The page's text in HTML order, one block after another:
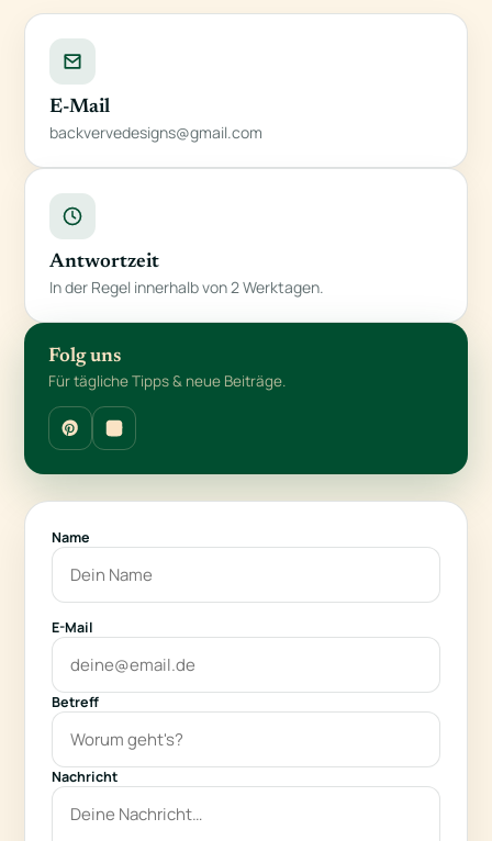
E-Mail
backvervedesigns@gmail.com
Antwortzeit
In der Regel innerhalb von 2 Werktagen.
Folg uns
Für tägliche Tipps & neue Beiträge.
Name
E-Mail
Betreff
Nachricht